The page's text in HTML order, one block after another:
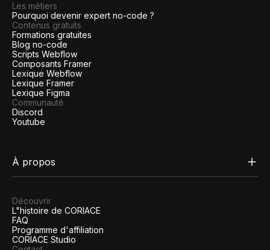
Les métiers
Pourquoi devenir expert no-code ?
Contenus gratuits
Formations gratuites
Blog no-code
Scripts Webflow
Composants Framer
Lexique Webflow
Lexique Framer
Lexique Figma
Communauté
Discord
Youtube
À propos
Découvrir
L"histoire de CORIACE
FAQ
Programme d'affiliation
CORIACE Studio